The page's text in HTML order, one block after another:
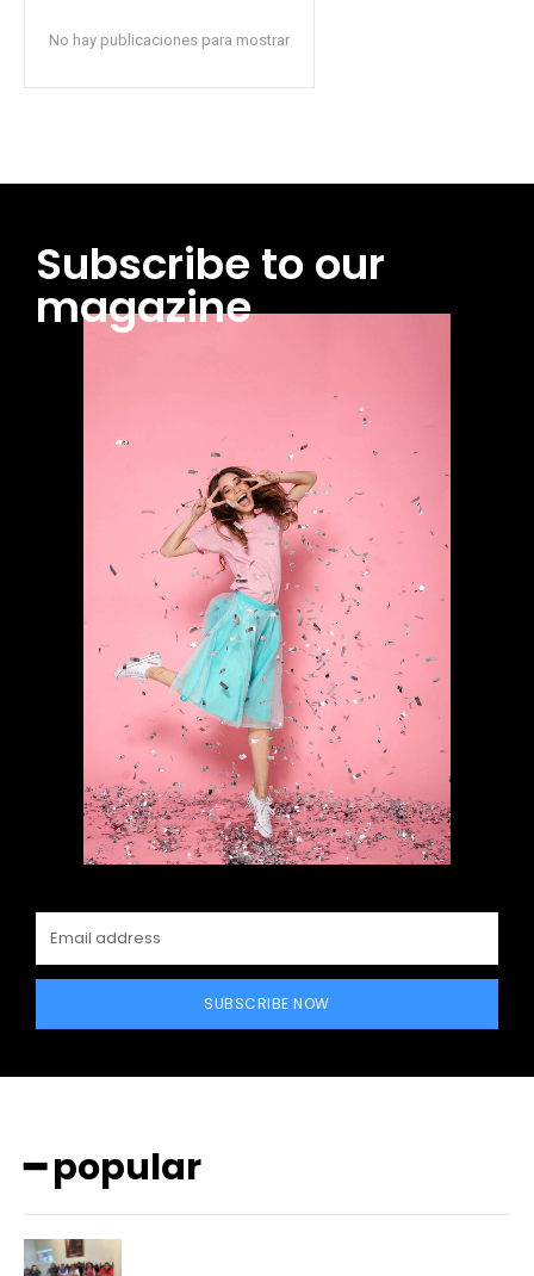
No hay publicaciones para mostrar
Subscribe to our
magazine
SUBSCRIBE NOW
━ popular